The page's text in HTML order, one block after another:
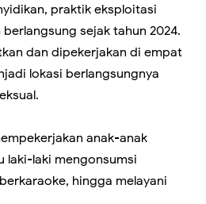
praktik eksploitasi
sejak tahun 2024.
dan dipekerjakan di empat
lokasi berlangsungnya
anak-anak
laki-laki mengonsumsi
hingga melayani